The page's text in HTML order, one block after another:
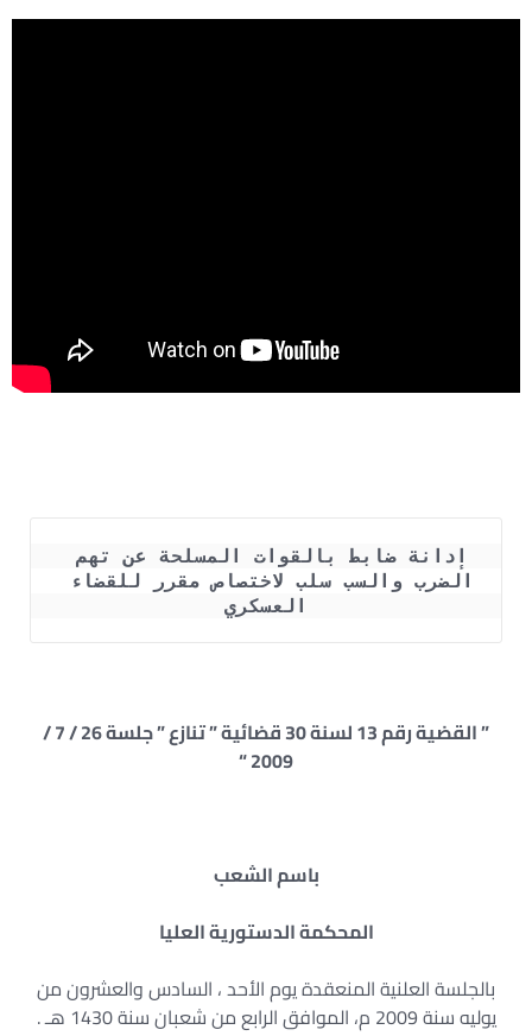
العسكري
” القضية رقم 13 لسنة 30 قضائية ” تنازع ” جلسة 26 / 7 /
2009 “
باسم الشعب
المحكمة الدستورية العليا
بالجلسة العلنية المنعقدة يوم الأحد ، السادس والعشرون من
يوليه سنة 2009 م، الموافق الرابع من شعبان سنة 1430 هـ .